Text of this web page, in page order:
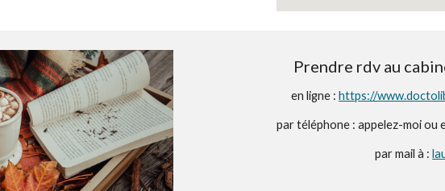
Prendre rdv au
en ligne :https://
par téléphone : appelez-moi ou
par mail à :